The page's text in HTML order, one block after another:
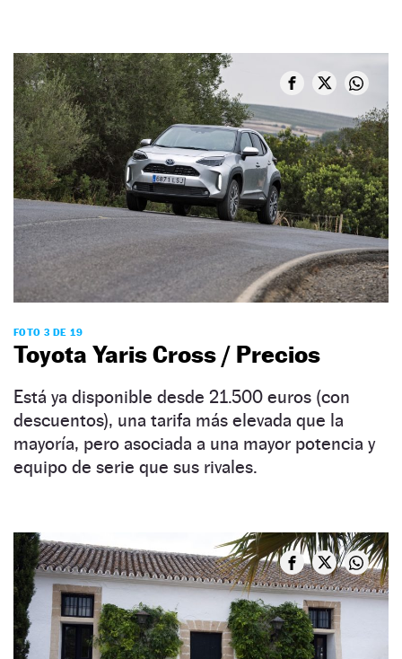
FOTO 3 DE 19
Toyota Yaris Cross / Precios
Está ya disponible desde 21.500 euros (con
descuentos), una tarifa más elevada que la
mayoría, pero asociada a una mayor potencia y
equipo de serie que sus rivales.